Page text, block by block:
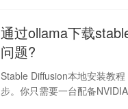
通过ollama下载
问题?
Stable Diffusion本地安装教
步。你只需要一台配备